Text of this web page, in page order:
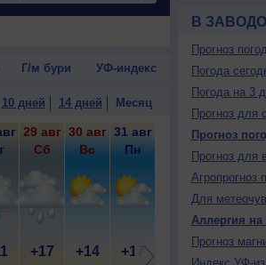
Г/м бури УФ-индекс
10 дней 14 дней Месяц
29 авг
Сб
+17
30 авг
Вс
+14
31 авг
Пн
+17
1 сен
2 сен
+22
3
В
Прогноз
Погода
Погода на 3
Прогноз для
Прогноз
Прогноз для
Агропрогноз
Для
Аллергия на
Прогноз